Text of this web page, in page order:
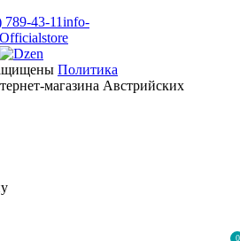
0
43-11info-
Политика
магазина Австрийских